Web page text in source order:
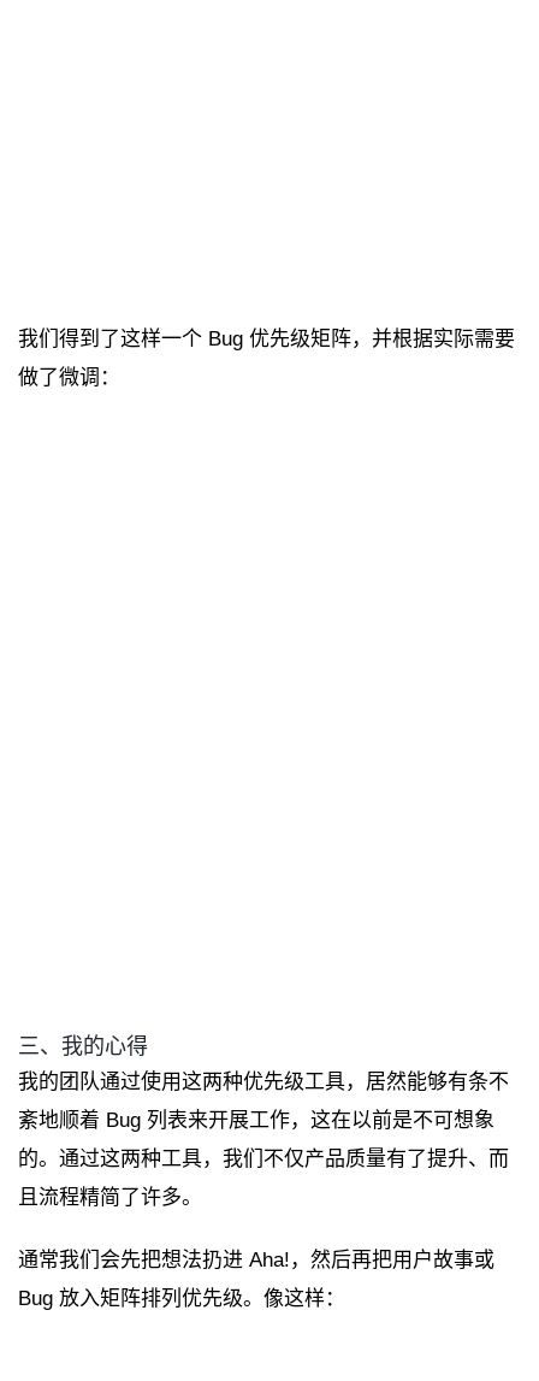
我们得到了这样一个 Bug 优先级矩阵，并根据实际需要
做了微调：
三、我的心得
我的团队通过使用这两种优先级工具，居然能够有条不
紊地顺着 Bug 列表来开展工作，这在以前是不可想象
的。通过这两种工具，我们不仅产品质量有了提升、而
且流程精简了许多。
通常我们会先把想法扔进 Aha!，然后再把用户故事或
Bug 放入矩阵排列优先级。像这样：